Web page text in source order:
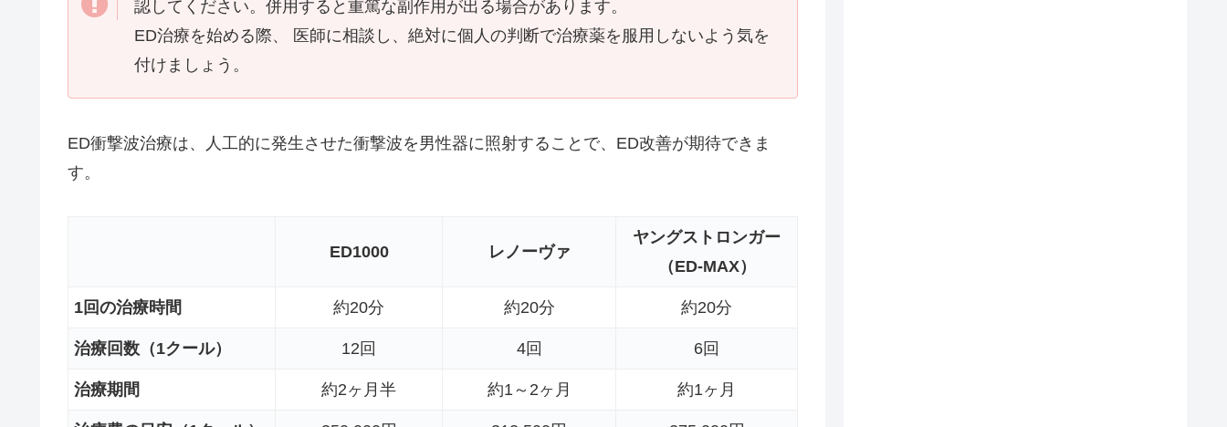
認してください。併用すると重篤な副作用が出る場合があります。
ED治療を始める際、 医師に相談し、絶対に個人の判断で治療薬を服用しないよう気を
付けましょう。
ED衝撃波治療は、人工的に発生させた衝撃波を男性器に照射することで、ED改善が期待できま
す。
ED1000 レノーヴァ
ヤングストロンガー
（ED-MAX）
1回の治療時間 約20分 約20分 約20分
治療回数（1クール） 12回 4回 6回
治療期間 約2ヶ月半 約1～2ヶ月 約1ヶ月